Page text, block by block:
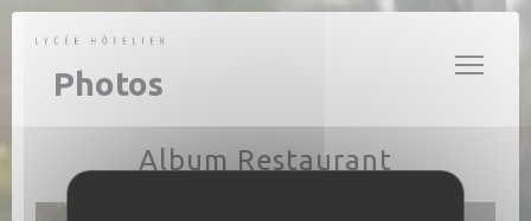
Personnalisation de vos choix en matière de cookies
Photos
Album Restaurant